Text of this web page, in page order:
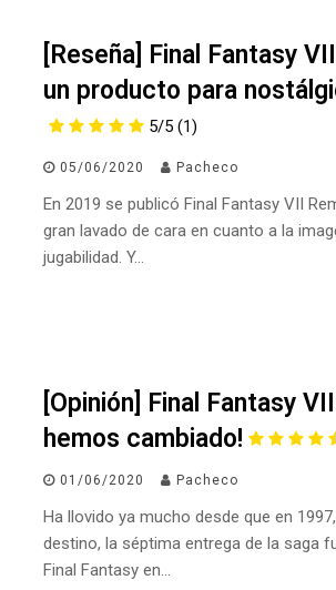
[Reseña] Final Fantasy
un producto para
5/5 (1)
05/06/2020 Pacheco
En 2019 se publicó Final Fantasy VII
gran lavado de cara en cuanto a la
jugabilidad. Y…
[Opinión] Final Fantasy
hemos cambiado!
01/06/2020 Pacheco
Ha llovido ya mucho desde que en
destino, la séptima entrega de la saga
Final Fantasy en…